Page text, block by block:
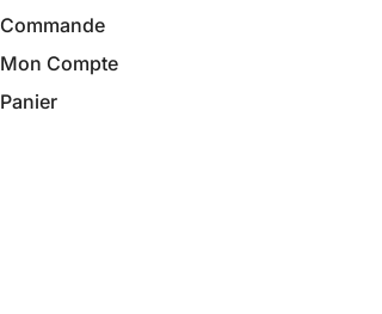
Commande
Mon Compte
Panier